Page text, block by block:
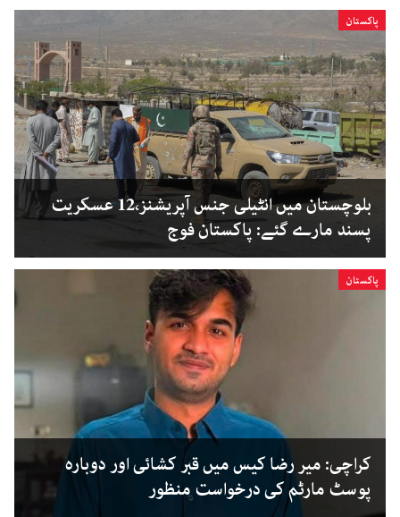
پاکستان
بلوچستان میں انٹیلی جنس آپریشنز،12 عسکریت
پسند مارے گئے: پاکستان فوج
پاکستان
کراچی: میر رضا کیس میں قبر کشائی اور دوبارہ
پوسٹ مارٹم کی درخواست منظور